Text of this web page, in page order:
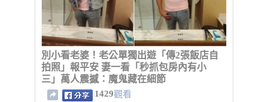
別小看老婆！老公單獨出遊「傳2張飯店自
拍照」報平安 妻一看「秒抓包房內有小
三」萬人震撼：魔鬼藏在細節
1429觀看